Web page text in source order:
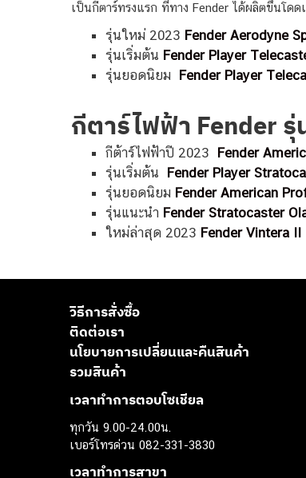
เป็นกีตาร์ทรงแรก ที่ทาง Fender ได้ผลิตขึ้นโด
รุ่นใหม่ 2023 Fender Aerodyne
รุ่นเริ่มต้น Fender Player
รุ่นยอดนิยม Fender Player
กีตาร์ไฟฟ้า Fender รุ่
กีต้าร์ไฟฟ้าปี 2023 Fender
รุ่นเริ่มต้น Fender Player
รุ่นยอดนิยม Fender American
รุ่นแนะนำ Fender Stratocaster
ใหม่ล่าสุด 2023 Fender Vintera II
วิธีการสั่งซื้อ
ติดต่อเรา
นโยบายการเปลี่ยนและคืนสินค้า
รวมสินค้า
เวลาทำการตอบโซเชียล
ทุกวัน 9.00-24.00น.
เบอร์โทรด่วน 082-331-3830
เวลาทำการสาขา